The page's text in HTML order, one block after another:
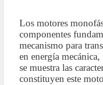
Los motores
componentes
mecanismo para
en energía
se muestra las
constituyen este